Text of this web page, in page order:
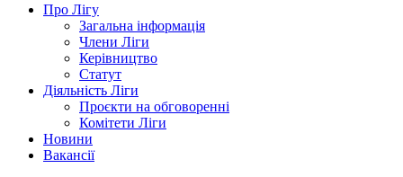
Про Лігу
Загальна інформація
Члени Ліги
Керівництво
Статут
Діяльність Ліги
Проєкти на обговоренні
Комітети Ліги
Новини
Вакансії